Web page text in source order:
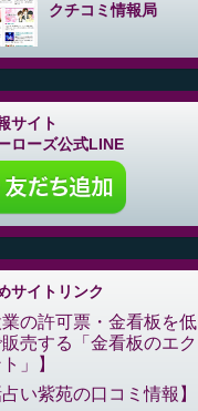
クチコミ情報局
サイト
ローズ公式LINE
サイトリンク
の許可票・金看板を低
売する「金看板のエク
」
い紫苑の口コミ情報